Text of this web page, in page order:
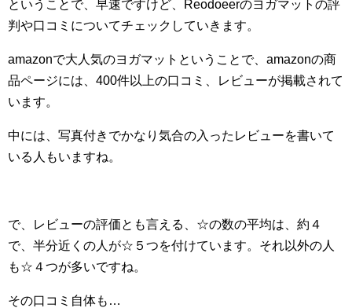
ということで、早速ですけど、Reodoeerのヨガマットの評
判や口コミについてチェックしていきます。
amazonで大人気のヨガマットということで、amazonの商
品ページには、400件以上の口コミ、レビューが掲載されて
います。
中には、写真付きでかなり気合の入ったレビューを書いて
いる人もいますね。
で、レビューの評価とも言える、☆の数の平均は、約４
で、半分近くの人が☆５つを付けています。それ以外の人
も☆４つが多いですね。
その口コミ自体も…